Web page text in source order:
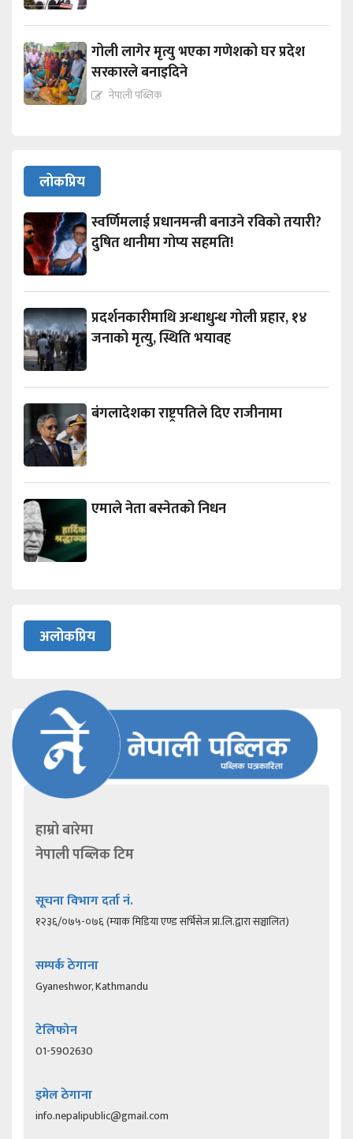
गोली लागेर मृत्यु भएका गणेशको घर प्रदेश
सरकारले बनाइदिने
नेपाली पब्लिक
लोकप्रिय
स्वर्णिमलाई प्रधानमन्त्री बनाउने रविको तयारी?
दुषित थानीमा गोप्य सहमति!
प्रदर्शनकारीमाथि अन्धाधुन्ध गोली प्रहार, १४
जनाको मृत्यु, स्थिति भयावह
बंगलादेशका राष्ट्रपतिले दिए राजीनामा
एमाले नेता बस्नेतको निधन
अलोकप्रिय
हाम्रो बारेमा
नेपाली पब्लिक टिम
सूचना विभाग दर्ता नं.
१२३६/०७५-०७६ (म्याक मिडिया एण्ड सर्भिसेज प्रा.लि.द्वारा सञ्चालित)
सम्पर्क ठेगाना
Gyaneshwor, Kathmandu
टेलिफोन
01-5902630
इमेल ठेगाना
info.nepalipublic@gmail.com